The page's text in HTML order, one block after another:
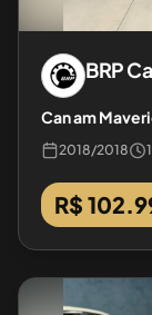
BRP
Can am
2018/2018
R$